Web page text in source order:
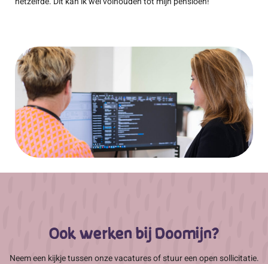
Ook werken bij Doomijn?
Neem een kijkje tussen onze vacatures of stuur een open sollicitatie.